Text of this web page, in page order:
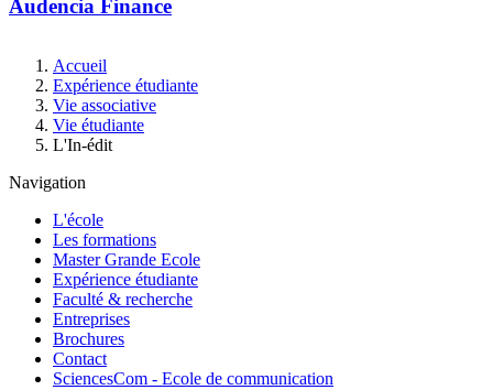
Audencia Finance
d'Ariane
Accueil
Expérience étudiante
Vie associative
Vie étudiante
L'In-édit
Navigation
L'école
Les formations
Master Grande Ecole
Expérience étudiante
Faculté & recherche
Entreprises
Brochures
Contact
SciencesCom - Ecole de communication